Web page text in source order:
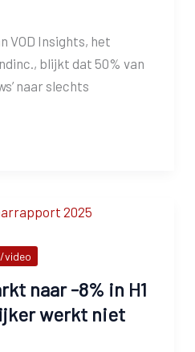
VOD Insights, het
blijkt dat 50% van
naar slechts
video
naar -8% in H1
werkt niet